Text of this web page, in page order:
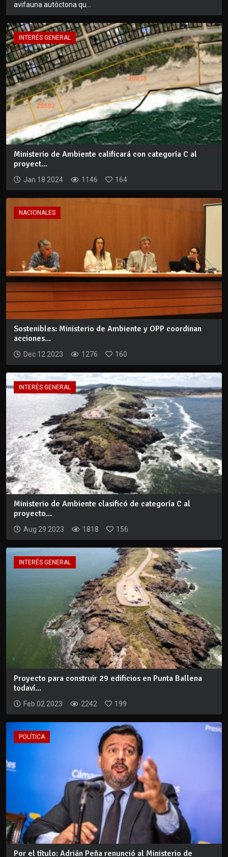
avifauna autóctona qu...
INTERÉS GENERAL
Ministerio de Ambiente calificará con categoría C al
proyect...
Jan 18 2024 1146 164
NACIONALES
Sostenibles: Ministerio de Ambiente y OPP coordinan
acciones...
Dec 12 2023 1276 160
INTERÉS GENERAL
Ministerio de Ambiente clasificó de categoría C al
proyecto...
Aug 29 2023 1818 156
INTERÉS GENERAL
Proyecto para construir 29 edificios en Punta Ballena
todaví...
Feb 02 2023 2242 199
POLÍTICA
Por el título: Adrián Peña renunció al Ministerio de